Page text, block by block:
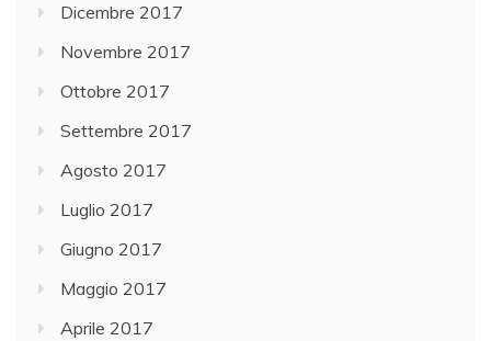
Dicembre 2017
Novembre 2017
Ottobre 2017
Settembre 2017
Agosto 2017
Luglio 2017
Giugno 2017
Maggio 2017
Aprile 2017